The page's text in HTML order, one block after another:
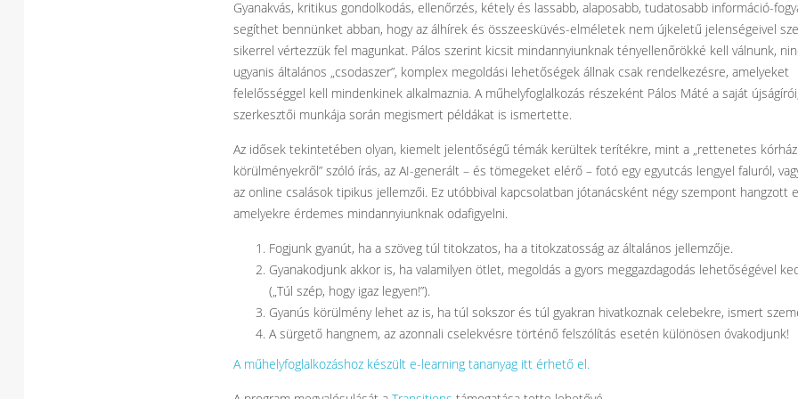
Gyanakvás, kritikus gondolkodás, ellenőrzés, kétely és lassabb, alaposabb, tudatosabb információ-
segíthet bennünket abban, hogy az álhírek és összeesküvés-elméletek nem újkeletű jelenségeivel
sikerrel vértezzük fel magunkat. Pálos szerint kicsit mindannyiunknak tényellenőrökké kell válnunk,
ugyanis általános „csodaszer”, komplex megoldási lehetőségek állnak csak rendelkezésre, amelyeket
felelősséggel kell mindenkinek alkalmaznia. A műhelyfoglalkozás részeként Pálos Máté a saját újságírói,
szerkesztői munkája során megismert példákat is ismertette.
Az idősek tekintetében olyan, kiemelt jelentőségű témák kerültek terítékre, mint a „rettenetes kórházi
körülményekről” szóló írás, az AI-generált – és tömegeket elérő – fotó egy egyutcás lengyel faluról,
az online csalások tipikus jellemzői. Ez utóbbival kapcsolatban jótanácsként négy szempont hangzott
amelyekre érdemes mindannyiunknak odafigyelni.
Fogjunk gyanút, ha a szöveg túl titokzatos, ha a titokzatosság az általános jellemzője.
Gyanakodjunk akkor is, ha valamilyen ötlet, megoldás a gyors meggazdagodás lehetőségével
(„Túl szép, hogy igaz legyen!”).
Gyanús körülmény lehet az is, ha túl sokszor és túl gyakran hivatkoznak celebekre, ismert
A sürgető hangnem, az azonnali cselekvésre történő felszólítás esetén különösen óvakodjunk!
A műhelyfoglalkozáshoz készült e-learning tananyag itt érhető el.